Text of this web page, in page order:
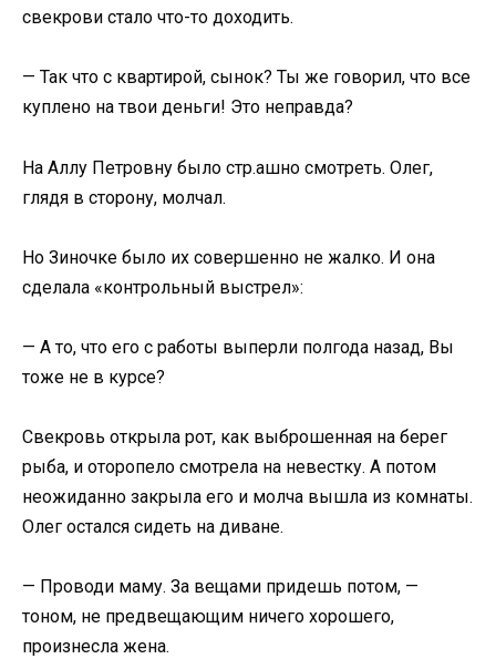
свекрови стало что-то доходить.
— Так что с квартирой, сынок? Ты же говорил, что все
куплено на твои деньги! Это неправда?
На Аллу Петровну было стр.ашно смотреть. Олег,
глядя в сторону, молчал.
Но Зиночке было их совершенно не жалко. И она
сделала «контрольный выстрел»:
— А то, что его с работы выперли полгода назад, Вы
тоже не в курсе?
Свекровь открыла рот, как выброшенная на берег
рыба, и оторопело смотрела на невестку. А потом
неожиданно закрыла его и молча вышла из комнаты.
Олег остался сидеть на диване.
— Проводи маму. За вещами придешь потом, —
тоном, не предвещающим ничего хорошего,
произнесла жена.